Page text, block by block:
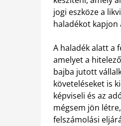
jogi eszköze a
haladékot kapjon
A haladék alatt a
amelyet a
bajba jutott
követeléseket is
képviseli és az
mégsem jön
felszámolási